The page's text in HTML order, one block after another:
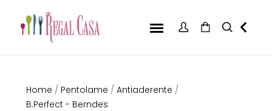
Home / Pentolame / Antiaderente /
B.Perfect - Berndes